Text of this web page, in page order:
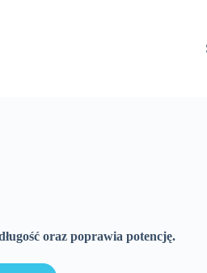
oraz poprawia potencję.